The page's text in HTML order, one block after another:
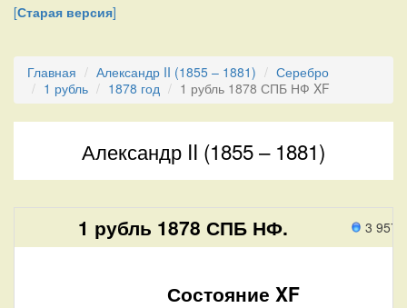
[Старая версия]
Главная Александр II (1855 – 1881)
Серебро
1 рубль
1878 год 1 рубль 1878 СПБ НФ XF
Александр II (1855 – 1881)
3 957
1 рубль 1878 СПБ НФ.
Состояние XF